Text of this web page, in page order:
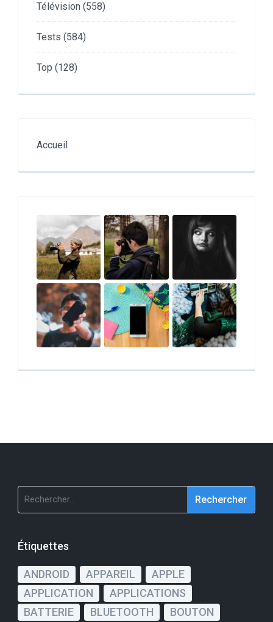
Télévision (558)
Tests (584)
Top (128)
Accueil
Rechercher :
Étiquettes
ANDROID APPAREIL
APPLE
APPLICATION
APPLICATIONS
BATTERIE
BLUETOOTH BOUTON